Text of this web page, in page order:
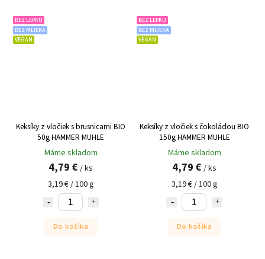
BEZ LEPKU
BEZ MLIEKA
VEGAN
Keksíky z vločiek s brusnicami BIO
50g HAMMER MUHLE
Máme skladom
4,79 € / ks
3,19 € / 100 g
Do košíka
BEZ LEPKU
BEZ MLIEKA
VEGAN
Keksíky z vločiek s čokoládou BIO
150g HAMMER MUHLE
Máme skladom
4,79 € / ks
3,19 € / 100 g
Do košíka